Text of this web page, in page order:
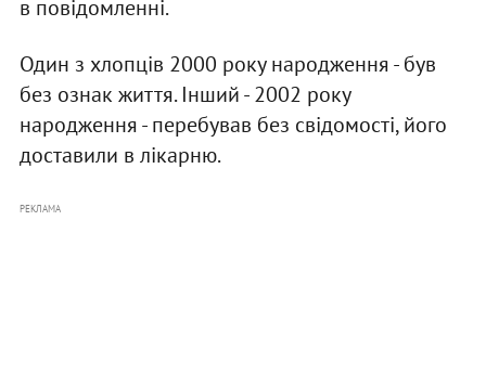
в повідомленні.
Один з хлопців 2000 року народження - був
без ознак життя. Інший - 2002 року
народження - перебував без свідомості, його
доставили в лікарню.
РЕКЛАМА